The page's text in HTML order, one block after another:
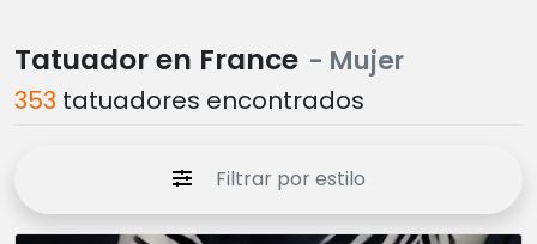
Tatuador en France - Mujer
353 tatuadores encontrados
Filtrar por estilo